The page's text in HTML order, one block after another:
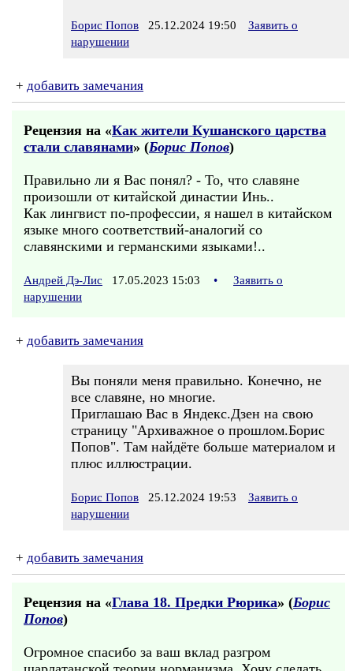
Борис Попов 25.12.2024 19:50
Заявить о
нарушении
+ добавить замечания
Рецензия на «Как жители Кушанского царства
стали славянами» (Борис Попов)
Правильно ли я Вас понял? - То, что славяне
произошли от китайской династии Инь..
Как лингвист по-профессии, я нашел в китайском
языке много соответствий-аналогий со
славянскими и германскими языками!..
Андрей Дэ-Лис 17.05.2023 15:03 •
Заявить о
нарушении
+ добавить замечания
Вы поняли меня правильно. Конечно, не
все славяне, но многие.
Приглашаю Вас в Яндекс.Дзен на свою
страницу "Архиважное о прошлом.Борис
Попов". Там найдёте больше материалом и
плюс иллюстрации.
Борис Попов 25.12.2024 19:53
Заявить о
нарушении
+ добавить замечания
Рецензия на «Глава 18. Предки Рюрика» (Борис
Попов)
Огромное спасибо за ваш вклад разгром